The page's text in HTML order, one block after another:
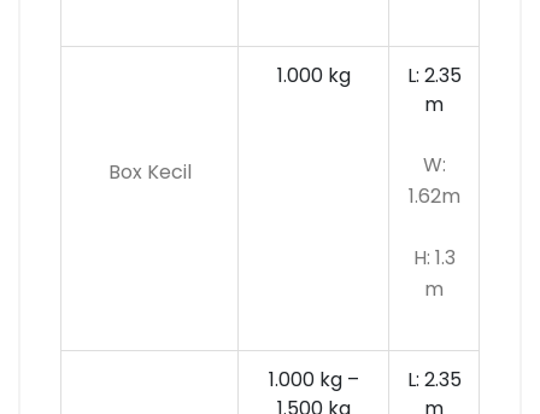
Box Kecil
1.000 kg
L: 2.35
m
W:
1.62m
H: 1.3
m
1.000 kg –
1.500 kg
L: 2.35
m